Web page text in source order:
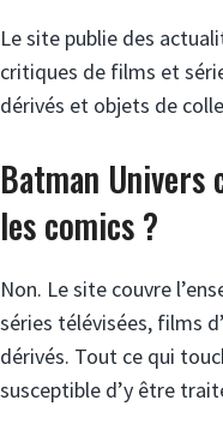
Le site publie des
critiques de films et
dérivés et objets de
Batman
les comics ?
Non. Le site couvre
séries télévisées, films
dérivés. Tout ce qui
susceptible d’y être